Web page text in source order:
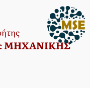
ΜΗΧΑΝΙΚΗΣ